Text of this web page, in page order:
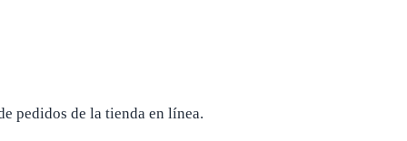
pedidos de la tienda en línea.